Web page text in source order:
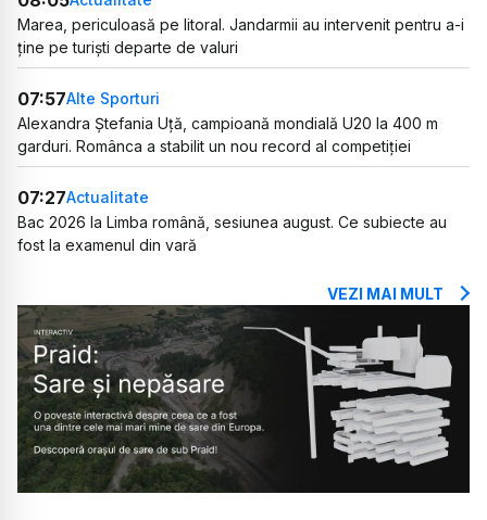
Marea, periculoasă pe litoral. Jandarmii au intervenit pentru a-i
ține pe turiști departe de valuri
07:57Alte Sporturi
Alexandra Ștefania Uță, campioană mondială U20 la 400 m
garduri. Românca a stabilit un nou record al competiției
07:27Actualitate
Bac 2026 la Limba română, sesiunea august. Ce subiecte au
fost la examenul din vară
VEZI MAI MULT